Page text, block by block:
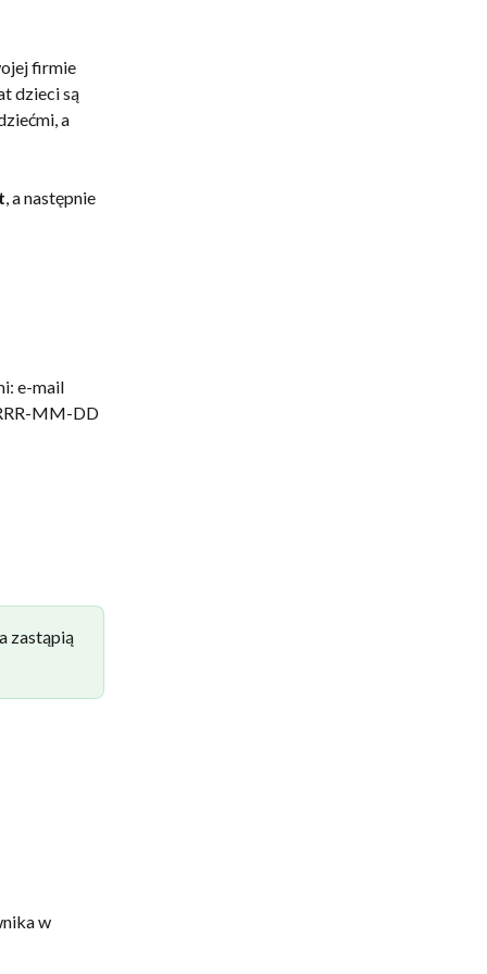
firmie
dzieci są
a
, a następnie
e-mail
MM-DD
zastąpią
w